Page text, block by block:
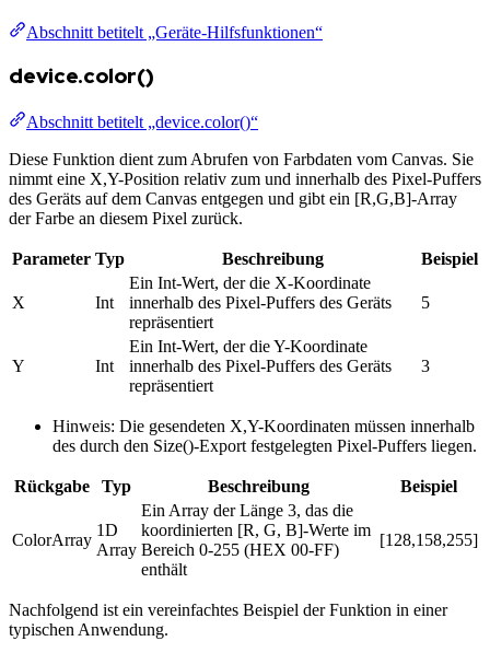
Abschnitt betitelt „Geräte-Hilfsfunktionen“
device.color()
Abschnitt betitelt „device.color()“
Diese Funktion dient zum Abrufen von Farbdaten vom Canvas. Sie
nimmt eine X,Y-Position relativ zum und innerhalb des Pixel-Puffers
des Geräts auf dem Canvas entgegen und gibt ein [R,G,B]-Array
der Farbe an diesem Pixel zurück.
Parameter Typ Beschreibung Beispiel
X Int
Ein Int-Wert, der die X-Koordinate
innerhalb des Pixel-Puffers des Geräts
repräsentiert
5
Y Int
Ein Int-Wert, der die Y-Koordinate
innerhalb des Pixel-Puffers des Geräts
repräsentiert
3
Hinweis: Die gesendeten X,Y-Koordinaten müssen innerhalb
des durch den Size()-Export festgelegten Pixel-Puffers liegen.
Rückgabe Typ Beschreibung Beispiel
ColorArray
1D
Array
Ein Array der Länge 3, das die
koordinierten [R, G, B]-Werte im
Bereich 0-255 (HEX 00-FF)
enthält
[128,158,255]
Nachfolgend ist ein vereinfachtes Beispiel der Funktion in einer
typischen Anwendung.